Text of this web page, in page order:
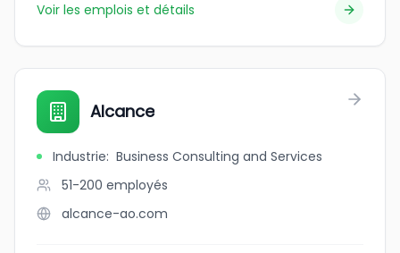
Voir les emplois et détails
Alcance
Industrie: Business Consulting and Services
51-200 employés
alcance-ao.com